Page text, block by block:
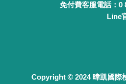
免付費客服電話：0
Line
Copyright © 2024 暐凱國際